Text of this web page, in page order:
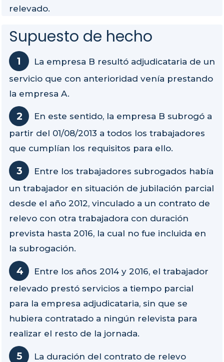
relevado.
Supuesto de hecho
La empresa B resultó adjudicataria de un
servicio que con anterioridad venía prestando
la empresa A.
En este sentido, la empresa B subrogó a
partir del 01/08/2013 a todos los trabajadores
que cumplían los requisitos para ello.
Entre los trabajadores subrogados había
un trabajador en situación de jubilación parcial
desde el año 2012, vinculado a un contrato de
relevo con otra trabajadora con duración
prevista hasta 2016, la cual no fue incluida en
la subrogación.
Entre los años 2014 y 2016, el trabajador
relevado prestó servicios a tiempo parcial
para la empresa adjudicataria, sin que se
hubiera contratado a ningún relevista para
realizar el resto de la jornada.
La duración del contrato de relevo